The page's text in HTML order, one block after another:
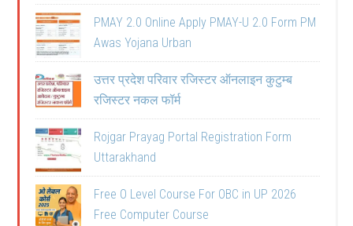
PMAY 2.0 Online Apply PMAY-U 2.0 Form PM
Awas Yojana Urban
उत्तर प्रदेश परिवार रजिस्टर ऑनलाइन कुटुम्ब
रजिस्टर नकल फॉर्म
Rojgar Prayag Portal Registration Form
Uttarakhand
Free O Level Course For OBC in UP 2026
Free Computer Course